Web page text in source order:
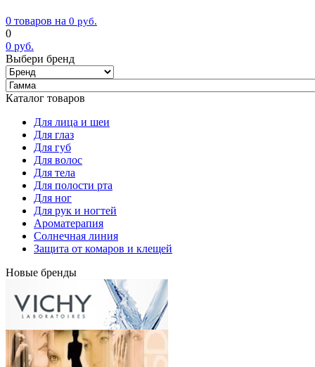
0 товаров на 0 руб.
0
0 руб.
Выбери бренд
Каталог товаров
Для лица и шеи
Для глаз
Для губ
Для волос
Для тела
Для полости рта
Для ног
Для рук и ногтей
Ароматерапия
Солнечная линия
Защита от комаров и клещей
Новые бренды